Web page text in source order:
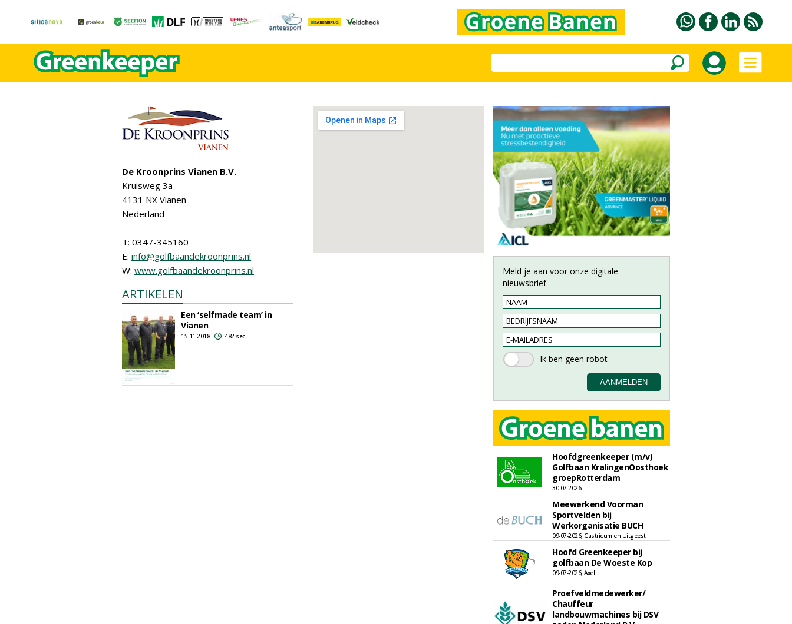
De Kroonprins Vianen B.V.
Kruisweg 3a
4131 NX Vianen
Nederland
T: 0347-345160
E: info@golfbaandekroonprins.nl
W: www.golfbaandekroonprins.nl
ARTIKELEN
Een ‘selfmade team’ in
Vianen
15-11-2018 482 sec
Meld je aan voor onze digitale
nieuwsbrief.
Hoofdgreenkeeper (m/v)
Golfbaan KralingenOosthoek
groepRotterdam
30-07-2026
Meewerkend Voorman
Sportvelden bij
Werkorganisatie BUCH
09-07-2026, Castricum en Uitgeest
Hoofd Greenkeeper bij
golfbaan De Woeste Kop
09-07-2026, Axel
Proefveldmedewerker/
Chauffeur
landbouwmachines bij DSV